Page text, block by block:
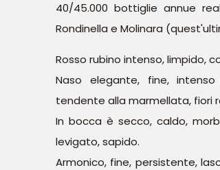
40/45.000 bottiglie annue
Rondinella e Molinara
Rosso rubino intenso, limpido,
Naso elegante, fine,
tendente alla marmellata, fiori
In bocca è secco, caldo,
levigato, sapido.
Armonico, fine, persistente,